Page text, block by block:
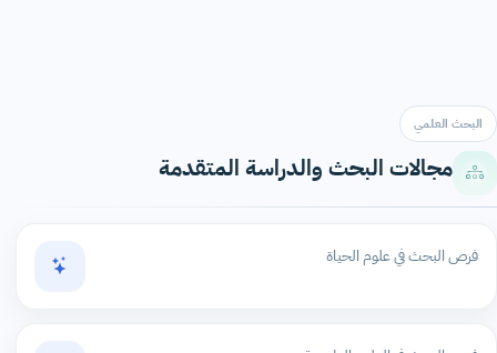
البحث العلمي
مجالات البحث والدراسة المتقدمة
فرص البحث في علوم الحياة